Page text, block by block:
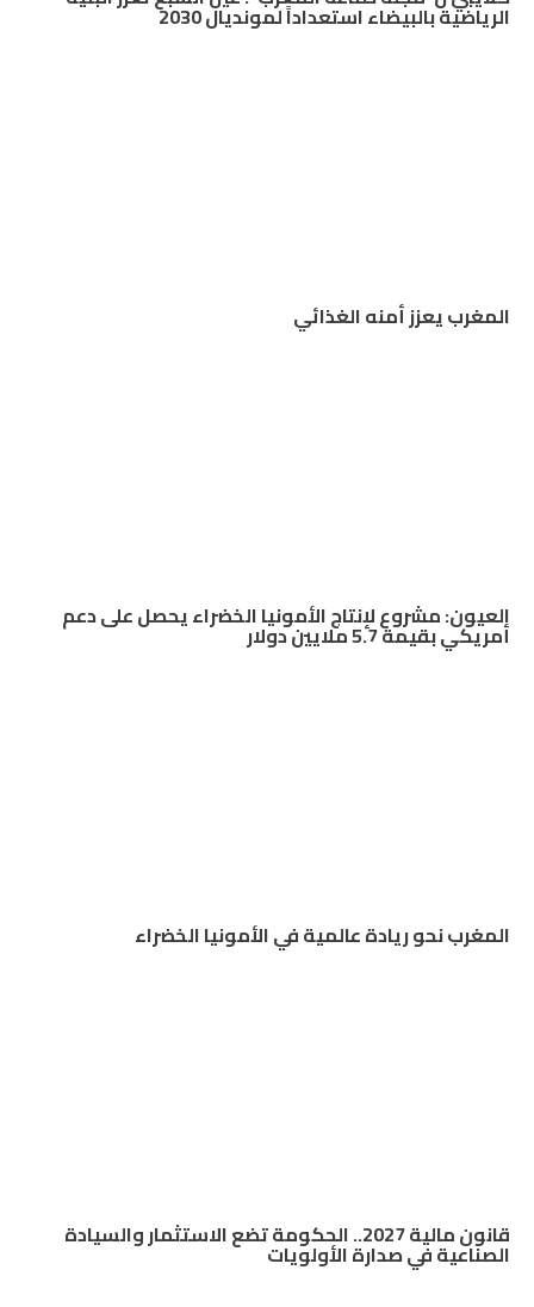
الرياضية بالبيضاء استعداداً لمونديال 2030
المغرب يعزز أمنه الغذائي
العيون: مشروع لإنتاج الأمونيا الخضراء يحصل على دعم
أمريكي بقيمة 5.7 ملايين دولار
المغرب نحو ريادة عالمية في الأمونيا الخضراء
قانون مالية 2027.. الحكومة تضع الاستثمار والسيادة
الصناعية في صدارة الأولويات